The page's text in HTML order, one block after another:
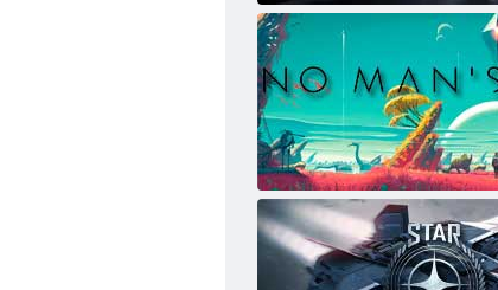
ק.ה.אַ.אָ.ס
יקס ס שטנעמ ןייק טינ